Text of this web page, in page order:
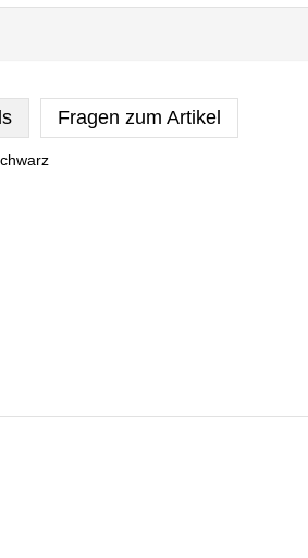
Fragen zum Artikel